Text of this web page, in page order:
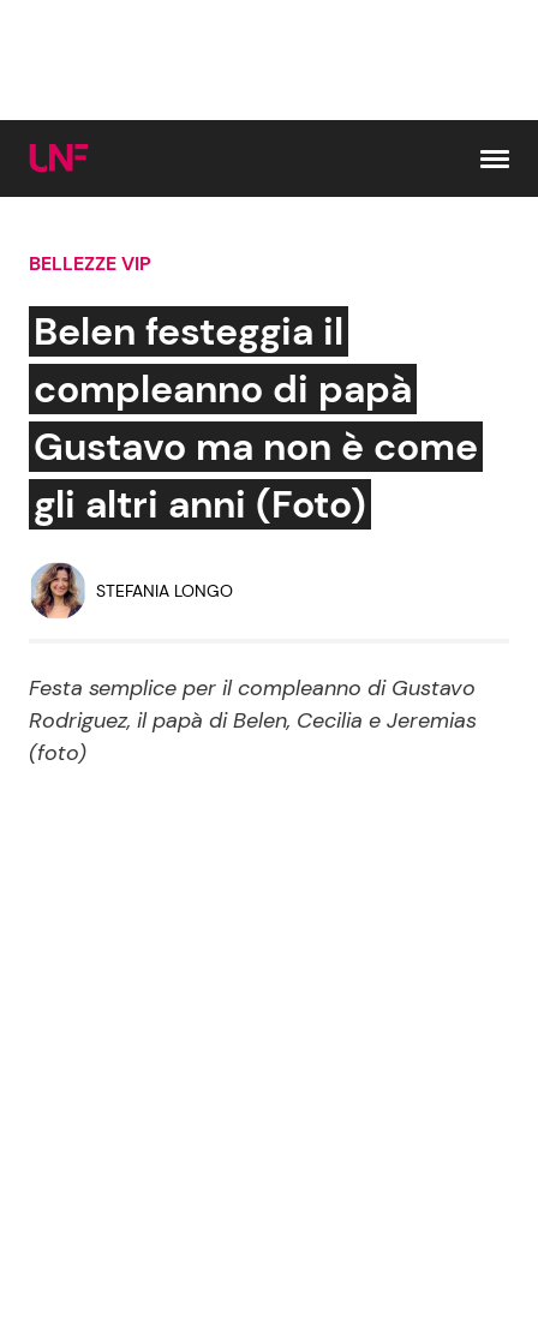
Cerca:
News e Cronaca
Attualità Italiana
Dal Mondo
Economia
Persone Scomparse
Politica
Gossip e TV
Bellezze VIP
Coppie VIP
Reality e Talent
BELLEZZE VIP
Belen festeggia il
compleanno di papà
Gustavo ma non è come
gli altri anni (Foto)
STEFANIA LONGO
Festa semplice per il compleanno di Gustavo
Rodriguez, il papà di Belen, Cecilia e Jeremias
(foto)